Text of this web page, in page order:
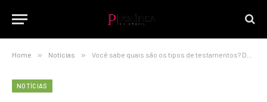
Home » Notícias » Você sabe quais são os tipos de testamentos? Descubra agora!
NOTÍCIAS